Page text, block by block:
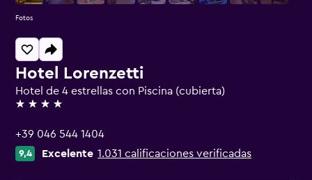
Hotel Lorenzetti
Hotel de 4 estrellas con Piscina (cubierta)
4 estrellas
+39 046 544 1404
9,4 Excelente 1.031 calificaciones verificadas
Fotos